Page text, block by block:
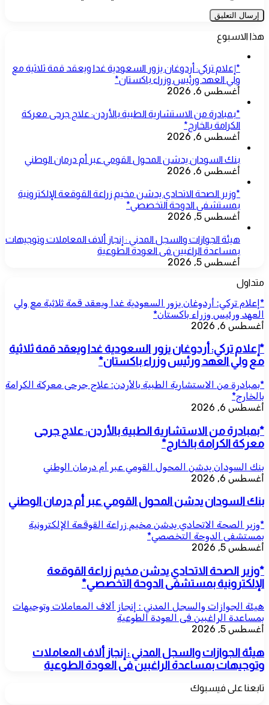
هذا الاسبوع
*إعلام تركي: أردوغان يزور السعودية غدا ويعقد قمة ثلاثية مع
ولي العهد ورئيس وزراء باكستان*
أغسطس 6, 2026
*بمبادرة من الاستشارية الطبية بالأردن: علاج جرحى معركة
الكرامة بالخارج*
أغسطس 6, 2026
بنك السودان يدشن المحول القومي عبر أم درمان الوطني
أغسطس 6, 2026
*وزير الصحة الاتحادي يدشن مخيم زراعة القوقعة الإلكترونية
بمستشفى الدوحة التخصصي*
أغسطس 5, 2026
هيئة الجوازات والسجل المدني : إنجاز ألاف المعاملات وتوجيهات
بمساعدة الراغبين فى العودة الطوعية
أغسطس 5, 2026
متداول
*إعلام تركي: أردوغان يزور السعودية غدا ويعقد قمة ثلاثية مع ولي
العهد ورئيس وزراء باكستان*
أغسطس 6, 2026
*إعلام تركي: أردوغان يزور السعودية غدا ويعقد قمة ثلاثية
مع ولي العهد ورئيس وزراء باكستان*
*بمبادرة من الاستشارية الطبية بالأردن: علاج جرحى معركة الكرامة
بالخارج*
أغسطس 6, 2026
*بمبادرة من الاستشارية الطبية بالأردن: علاج جرحى
معركة الكرامة بالخارج*
بنك السودان يدشن المحول القومي عبر أم درمان الوطني
أغسطس 6, 2026
بنك السودان يدشن المحول القومي عبر أم درمان الوطني
*وزير الصحة الاتحادي يدشن مخيم زراعة القوقعة الإلكترونية
بمستشفى الدوحة التخصصي*
أغسطس 5, 2026
*وزير الصحة الاتحادي يدشن مخيم زراعة القوقعة
الإلكترونية بمستشفى الدوحة التخصصي*
هيئة الجوازات والسجل المدني : إنجاز ألاف المعاملات وتوجيهات
بمساعدة الراغبين فى العودة الطوعية
أغسطس 5, 2026
هيئة الجوازات والسجل المدني : إنجاز ألاف المعاملات
وتوجيهات بمساعدة الراغبين فى العودة الطوعية
تابعنا على فيسبوك